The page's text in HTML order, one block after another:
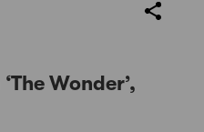
‘The Wonder’,